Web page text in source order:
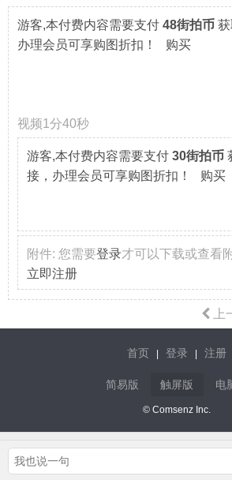
游客,本付费内容需要支付 48街拍币
办理会员可享购图折扣！ 购买
视频1分40秒
游客,本付费内容需要支付 30街拍币
接，办理会员可享购图折扣！ 购买
附件: 您需要登录才可以下载或查看
立即注册
上
首页 登录 注册
简易版 触屏版 电
© Comsenz Inc.